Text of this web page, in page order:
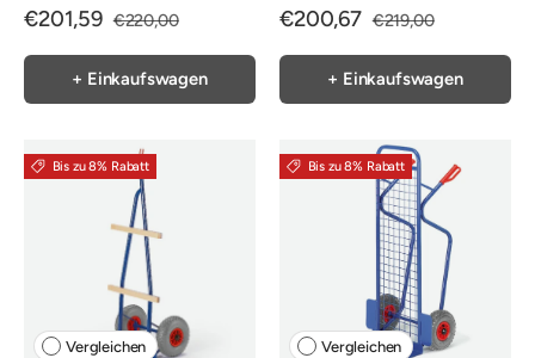
€201,59 €220,00
+ Einkaufswagen
€200,67 €219,00
+ Einkaufswagen
Bis zu 8% Rabatt
Vergleichen
Bis zu 8% Rabatt
Vergleichen